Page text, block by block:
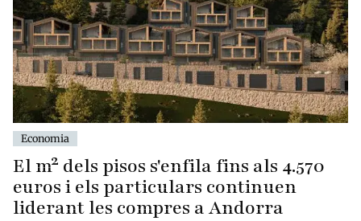
Economia
El m² dels pisos s'enfila fins als 4.570
euros i els particulars continuen
liderant les compres a Andorra